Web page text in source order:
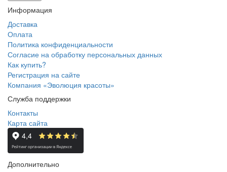
Информация
Доставка
Оплата
Политика конфиденциальности
Согласие на обработку персональных данных
Как купить?
Регистрация на сайте
Компания «Эволюция красоты»
Служба поддержки
Контакты
Карта сайта
Дополнительно